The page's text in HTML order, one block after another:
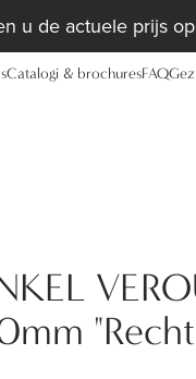
u de actuele prijs
Catalogi & brochuresFAQ